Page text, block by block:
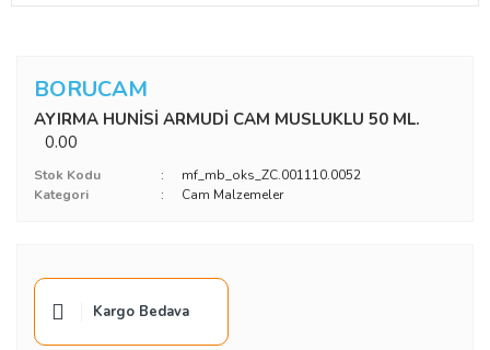
BORUCAM
AYIRMA HUNİSİ ARMUDİ CAM MUSLUKLU 50 ML.
0.00
Stok Kodu
mf_mb_oks_ZC.001110.0052
Kategori
Cam Malzemeler
Kargo Bedava